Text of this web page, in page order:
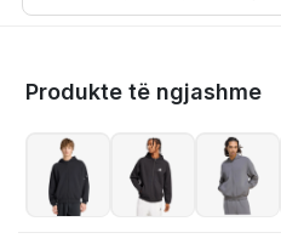
Produkte të ngjashme